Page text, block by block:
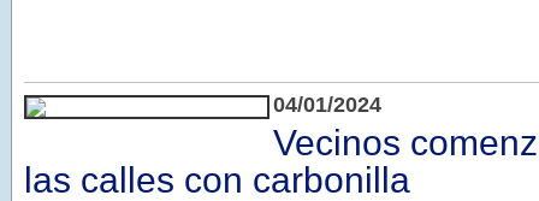
04/01/2024
Vecinos
las calles con carbonilla